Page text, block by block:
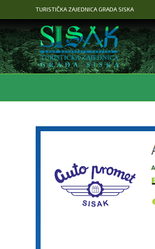
TURISTIČKA ZAJEDNICA GRADA SISKA